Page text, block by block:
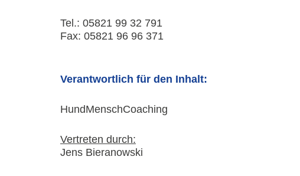
Tel.: 05821 99 32 791
Fax: 05821 96 96 371
Verantwortlich für den Inhalt:
HundMenschCoaching
Vertreten durch:
Jens Bieranowski